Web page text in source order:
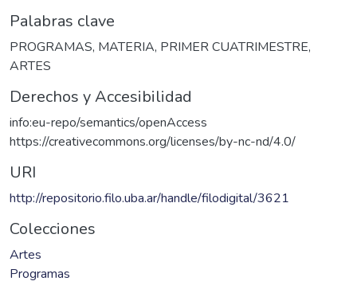
Palabras clave
PROGRAMAS, MATERIA, PRIMER CUATRIMESTRE,
ARTES
Derechos y Accesibilidad
info:eu-repo/semantics/openAccess
https://creativecommons.org/licenses/by-nc-nd/4.0/
URI
http://repositorio.filo.uba.ar/handle/filodigital/3621
Colecciones
Artes
Programas